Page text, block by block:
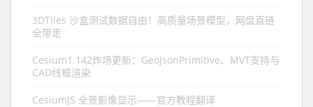
3DTiles 沙盒测试数据自由！高质量场景模型，网盘直链
全带走
Cesium1.142炸场更新：GeoJsonPrimitive、MVT支持与
CAD线框渲染
CesiumJS 全景影像显示——官方教程翻译